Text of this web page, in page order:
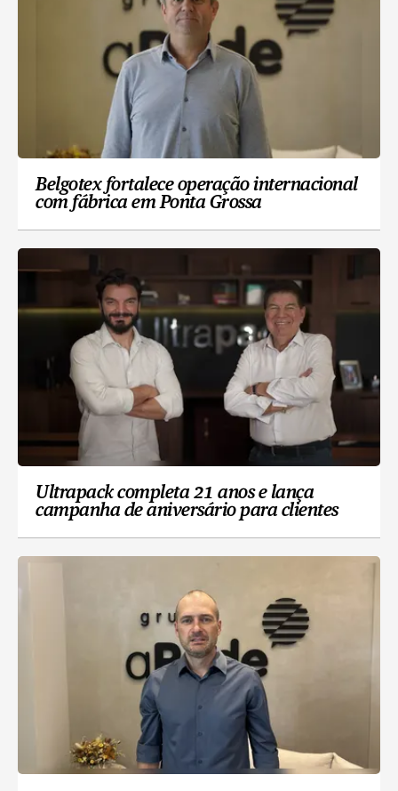
Belgotex fortalece operação internacional
com fábrica em Ponta Grossa
Ultrapack completa 21 anos e lança
campanha de aniversário para clientes